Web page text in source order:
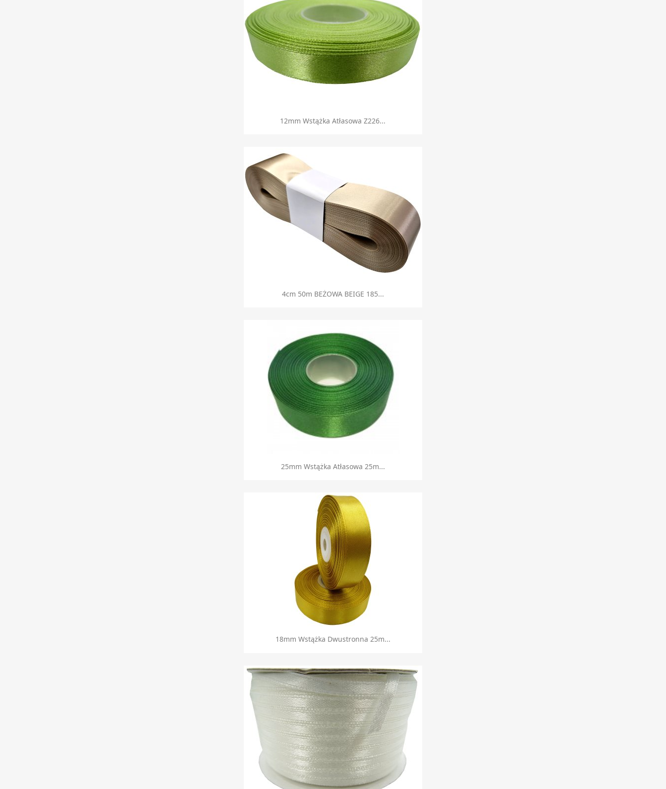
Szybki podgląd
12mm Wstążka Atłasowa Z226...
Szybki podgląd
4cm 50m BEŻOWA BEIGE 185...
Szybki podgląd
25mm Wstążka Atłasowa 25m...
Szybki podgląd
18mm Wstążka Dwustronna 25m...